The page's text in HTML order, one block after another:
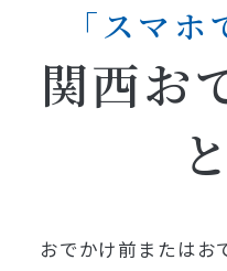
「スマホ
関西お
おでかけ前またはお